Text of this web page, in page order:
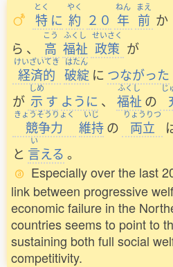
とく
特 に
やく
約 ２０
ねん
年
まえ
前 か
ら 、
こう
高
ふくし
福祉
せいさく
政策 が
けいざいてき
経済的
はたん
破綻 に つながった
が
しめ
示 す ように 、
ふくし
福祉 の
じ
きょうそうりょく
競争力
いじ
維持の
りょうりつ
両立
と
い
言える 。
Especially over the last
link between progressive
economic failure in the
countries seems to point to
sustaining both full social
competitivity.